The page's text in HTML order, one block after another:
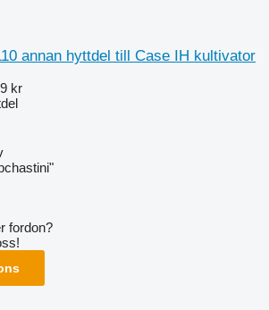
annan hyttdel till Case IH kultivator
kr
fordon?